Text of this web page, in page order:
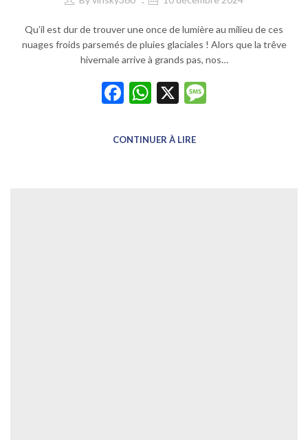
Qu’il est dur de trouver une once de lumière au milieu de ces
nuages froids parsemés de pluies glaciales ! Alors que la trêve
hivernale arrive à grands pas, nos…
Facebook
WhatsApp
X
CONTINUER À LIRE